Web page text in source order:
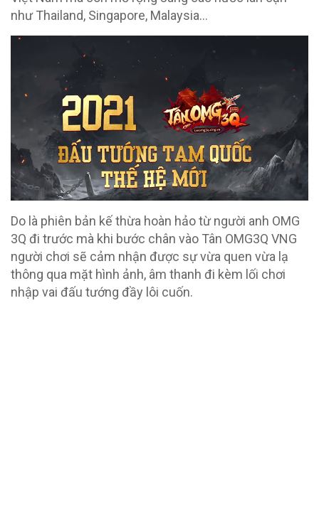
như Thailand, Singapore, Malaysia…
Do là phiên bản kế thừa hoàn hảo từ người anh OMG
3Q đi trước mà khi bước chân vào Tân OMG3Q VNG
người chơi sẽ cảm nhận được sự vừa quen vừa lạ
thông qua mặt hình ảnh, âm thanh đi kèm lối chơi
nhập vai đấu tướng đầy lôi cuốn.